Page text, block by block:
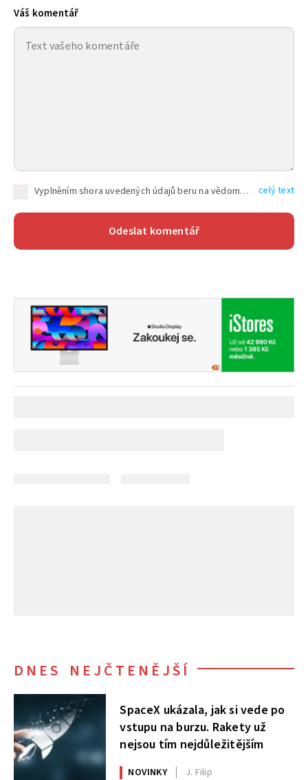
Váš komentář
Vyplněním shora uvedených údajů beru na vědomí, že společnost TEXT FACTORY s.r.o., sídlem Brno, Durďákova 336/29, Černá Pole, PSČ: 613 00, IČ: 06157831, zapsané u Krajského soudu v Brně, oddíl C, vložka 100399, bude zpracovávat mé osobní údaje uvedené v rámci mnou vyplněného registračního formuláře na základě oprávněných zájmů TEXT FACTORY s.r.o. dle čl. 6 odst. 1 písm. f) GDPR a pro splnění právních povinností (čl. 6 odst. 1 písm. c) GDPR), a to pro tyto účely: nezbytnost zajistit oprávnění návštěvníka webových stránek provozovaných společností TEXT FACTORY s.r.o. přispívat aktivně ke zveřejněným článkům nebo v rámci diskusních fór a výkon práv TEXT FACTORY s.r.o. jako administrátora těchto diskusních fór. Více informací o zpracování osobních údajů a právech lze nalézt v celý text
DNES NEJČTENĚJŠÍ
SpaceX ukázala, jak si vede po
vstupu na burzu. Rakety už
nejsou tím nejdůležitějším
NOVINKY J. Filip